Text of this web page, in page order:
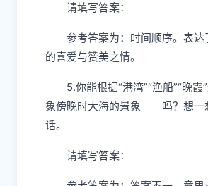
请填写答案：
参考答案为：时间顺序。表达
的喜爱与赞美之情。
5.你能根据“港湾”“渔船”“晚霞
象傍晚时大海的景象 吗？想一
话。
请填写答案：